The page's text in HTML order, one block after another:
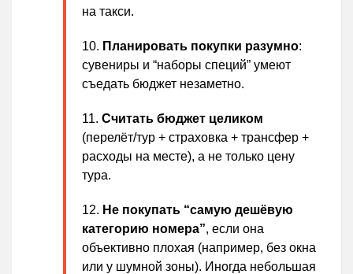
на такси.
Планировать покупки разумно:
сувениры и “наборы специй” умеют
съедать бюджет незаметно.
Считать бюджет целиком
(перелёт/тур + страховка + трансфер +
расходы на месте), а не только цену
тура.
Не покупать “самую дешёвую
категорию номера”, если она
объективно плохая (например, без окна
или у шумной зоны). Иногда небольшая